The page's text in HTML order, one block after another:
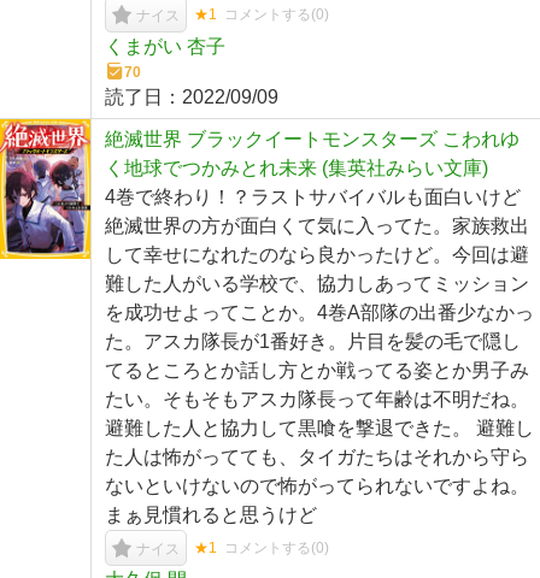
ナイス ★1 コメントする(0)
くまがい 杏子
70
読了日： 2022/09/09
絶滅世界 ブラックイートモンスターズ こわれゆ
く地球でつかみとれ未来 (集英社みらい文庫)
4巻で終わり！？ラストサバイバルも面白いけど
絶滅世界の方が面白くて気に入ってた。家族救出
して幸せになれたのなら良かったけど。今回は避
難した人がいる学校で、協力しあってミッション
を成功せよってことか。4巻A部隊の出番少なかっ
た。アスカ隊長が1番好き。片目を髪の毛で隠し
てるところとか話し方とか戦ってる姿とか男子み
たい。そもそもアスカ隊長って年齢は不明だね。
避難した人と協力して黒喰を撃退できた。 避難し
た人は怖がってても、タイガたちはそれから守ら
ないといけないので怖がってられないですよね。
まぁ見慣れると思うけど
ナイス ★1 コメントする(0)